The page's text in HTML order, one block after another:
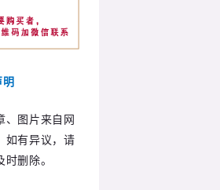
、图片来自网
如有异议，请
删除。